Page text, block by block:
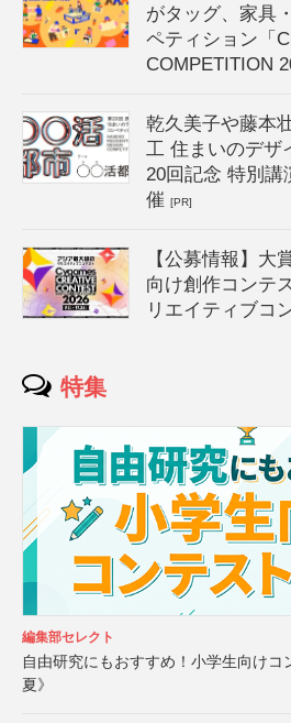
がタッグ、家具
ペティション「
COMPETITION
乾久美子や藤本
工 住まいのデザ
20回記念 特別講
催[PR]
【公募情報】大
向け創作コンテ
リエイティブコ
特集
編集部セレクト
自由研究にもおすすめ！小学生向けコ
夏》